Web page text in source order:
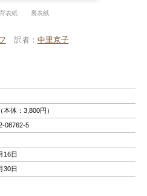
背表紙 裏表紙
訳者
中里京子
本体：3,800円）
08762-5
16日
30日